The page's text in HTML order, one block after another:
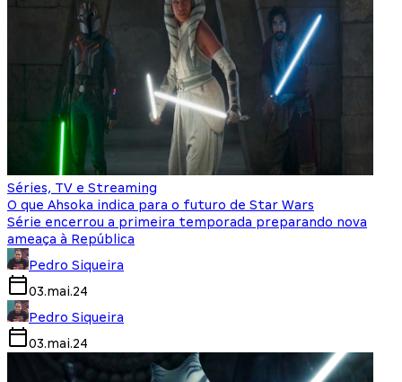
Séries, TV e Streaming
O que Ahsoka indica para o futuro de Star Wars
Série encerrou a primeira temporada preparando nova
ameaça à República
Pedro Siqueira
03.mai.24
Pedro Siqueira
03.mai.24